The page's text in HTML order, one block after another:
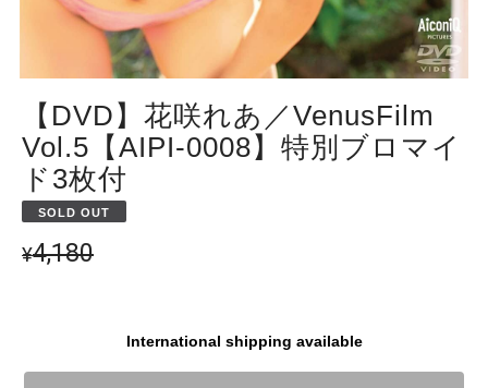
【DVD】花咲れあ／VenusFilm
Vol.5【AIPI-0008】特別ブロマイ
ド3枚付
SOLD OUT
¥4,180
International shipping available